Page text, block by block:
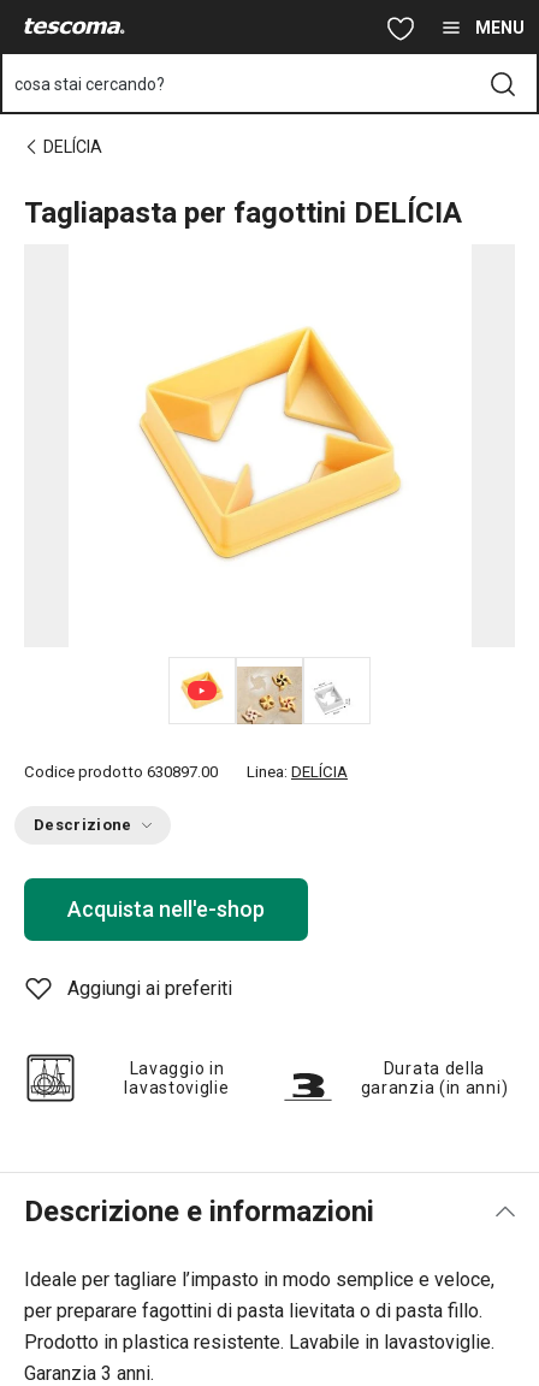
Vai al contenuto principale MENU
cosa stai cercando?
DELÍCIA
Tagliapasta per fagottini DELÍCIA
Codice prodotto 630897.00 Linea: DELÍCIA
Descrizione
Acquista nell'e-shop
Aggiungi ai preferiti
Lavaggio in
lavastoviglie
Durata della
garanzia (in anni)
Descrizione e informazioni
Ideale per tagliare l’impasto in modo semplice e veloce,
per preparare fagottini di pasta lievitata o di pasta fillo.
Prodotto in plastica resistente. Lavabile in lavastoviglie.
Garanzia 3 anni.